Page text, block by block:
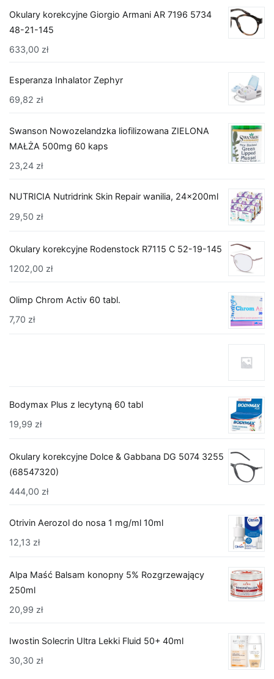
Okulary korekcyjne Giorgio Armani AR 7196 5734
48-21-145
633,00 zł
Esperanza Inhalator Zephyr
69,82 zł
Swanson Nowozelandzka liofilizowana ZIELONA
MAŁŻA 500mg 60 kaps
23,24 zł
NUTRICIA Nutridrink Skin Repair wanilia, 24x200ml
29,50 zł
Okulary korekcyjne Rodenstock R7115 C 52-19-145
1202,00 zł
Olimp Chrom Activ 60 tabl.
7,70 zł
Bodymax Plus z lecytyną 60 tabl
19,99 zł
Okulary korekcyjne Dolce & Gabbana DG 5074 3255
(68547320)
444,00 zł
Otrivin Aerozol do nosa 1 mg/ml 10ml
12,13 zł
Alpa Maść Balsam konopny 5% Rozgrzewający
250ml
20,99 zł
Iwostin Solecrin Ultra Lekki Fluid 50+ 40ml
30,30 zł